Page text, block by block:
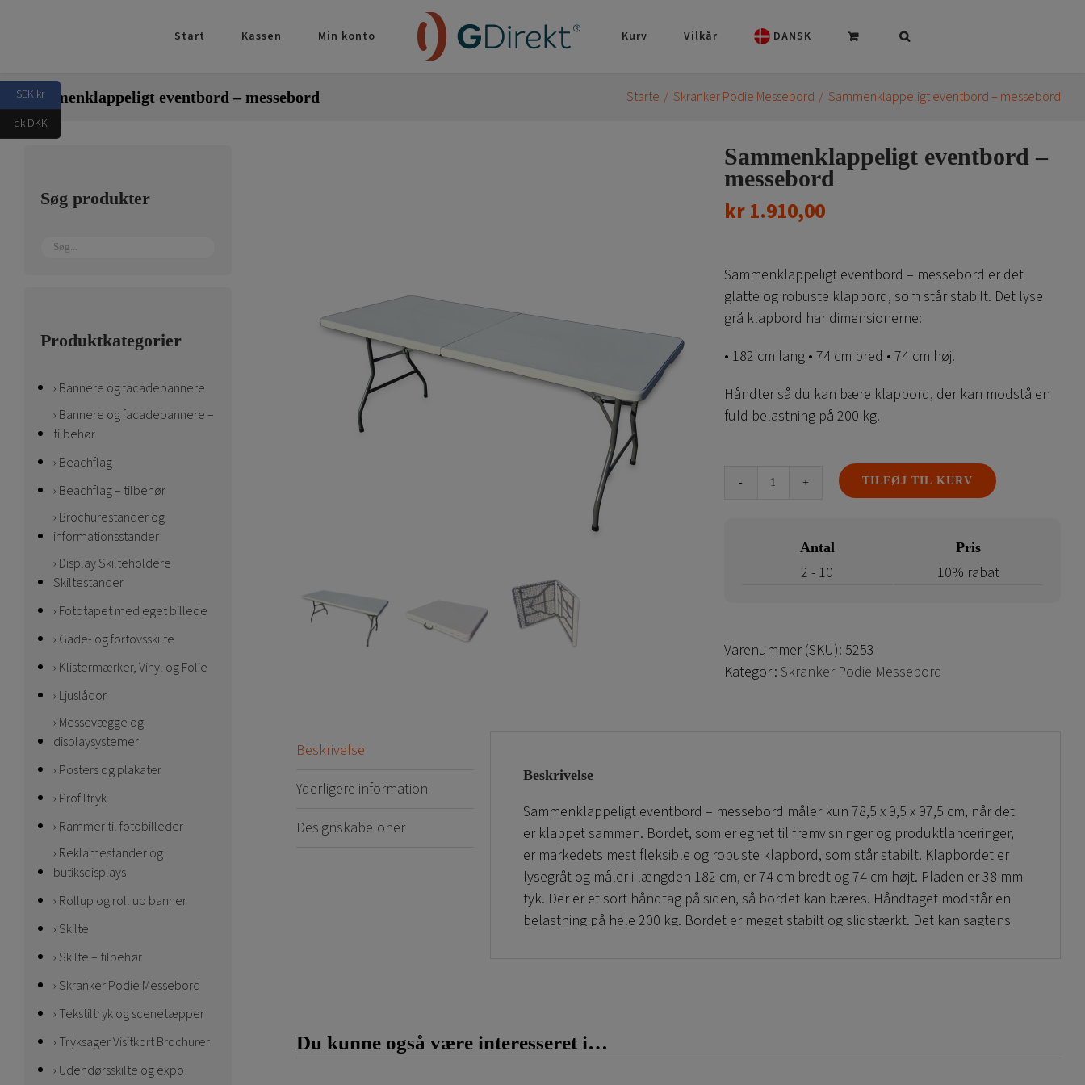
Start Kassen Min konto Kurv Vilkår DANSK
Sammenklappeligt eventbord – messebord Starte Skranker Podie Messebord Sammenklappeligt eventbord – messebord
Sammenklappeligt eventbord –
messebord
kr1.910,00
Sammenklappeligt eventbord – messebord er det
glatte og robuste klapbord, som står stabilt. Det lyse
grå klapbord har dimensionerne:
• 182 cm lang • 74 cm bred • 74 cm høj.
Håndter så du kan bære klapbord, der kan modstå en
fuld belastning på 200 kg.
Sammenklappeligt
messebord
antal
TILFØJ TIL KURV
Antal Pris
2 - 10 10% rabat
Varenummer (SKU): 5253
Kategori: Skranker Podie Messebord
Beskrivelse
Yderligere information
Designskabeloner
Beskrivelse
Sammenklappeligt eventbord – messebord måler kun 78,5 x 9,5 x 97,5 cm, når det
er klappet sammen. Bordet, som er egnet til fremvisninger og produktlanceringer,
er markedets mest fleksible og robuste klapbord, som står stabilt. Klapbordet er
lysegråt og måler i længden 182 cm, er 74 cm bredt og 74 cm højt. Pladen er 38 mm
tyk. Der er et sort håndtag på siden, så bordet kan bæres. Håndtaget modstår en
belastning på hele 200 kg. Bordet er meget stabilt og slidstærkt. Det kan sagtens
har brug for at kraftigt, fleksibelt og sammenklappeligt bord.
Du kunne også være interesseret i…
Søg produkter
Produktkategorier
Bannere og facadebannere
Bannere og facadebannere –
tilbehør
Beachflag
Beachflag – tilbehør
Brochurestander og
informationsstander
Display Skilteholdere
Skiltestander
Fototapet med eget billede
Gade- og fortovsskilte
Klistermærker, Vinyl og Folie
Ljuslådor
Messevægge og
displaysystemer
Posters og plakater
Profiltryk
Rammer til fotobilleder
Reklamestander og
butiksdisplays
Rollup og roll up banner
Skilte
Skilte – tilbehør
Skranker Podie Messebord
Tekstiltryk og scenetæpper
Tryksager Visitkort Brochurer
Udendørsskilte og expo
SEK kr
dk DKK